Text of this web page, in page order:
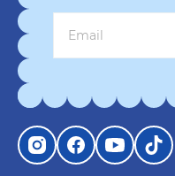
яскравість і
Дизайн: малюнки,
життя.
Розмір та крій:
обмежувати рухів